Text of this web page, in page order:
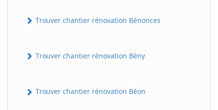
Trouver chantier rénovation Bénonces
Trouver chantier rénovation Bény
Trouver chantier rénovation Béon